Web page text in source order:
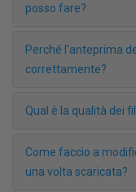
posso fare?
Perché l'anteprima
correttamente?
Qual è la qualità dei
Come faccio a
una volta scaricata?